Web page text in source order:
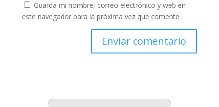
Guarda mi nombre, correo electrónico y web en
este navegador para la próxima vez que comente.